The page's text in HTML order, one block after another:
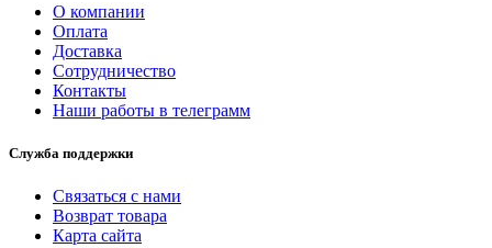
О компании
Оплата
Доставка
Сотрудничество
Контакты
Наши работы в телеграмм
Служба поддержки
Связаться с нами
Возврат товара
Карта сайта